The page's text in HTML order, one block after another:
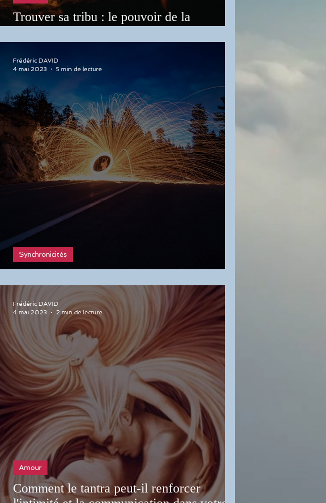
Trouver sa tribu : le pouvoir de la
Synchronicités
Frédéric DAVID
4 mai 2023
5 min de lecture
Comment le tantra peut-il renforcer
Amour
Frédéric DAVID
4 mai 2023
2 min de lecture